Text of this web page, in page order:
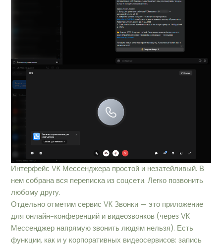
Интерфейс VK Мессенджера простой и незатейливый. В
нем собрана вся переписка из соцсети. Легко позвонить
любому другу.
Отдельно отметим сервис VK Звонки — это приложение
для онлайн-конференций и видеозвонков (через VK
Мессенджер напрямую звонить людям нельзя). Есть
функции, как и у корпоративных видеосервисов: запись